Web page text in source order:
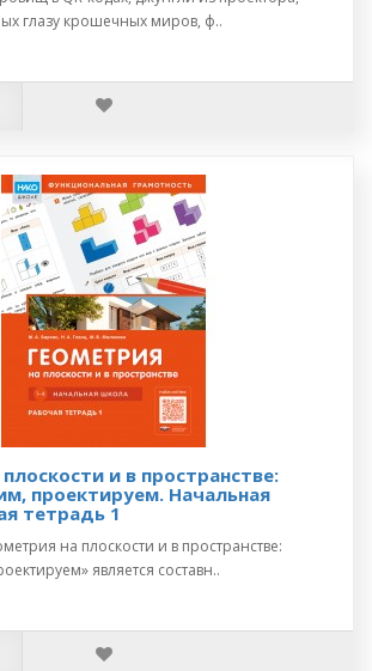
глазу крошечных миров, ф..
и в пространстве:
проектируем. Начальная
тетрадь 1
на плоскости и в пространстве:
является составн..